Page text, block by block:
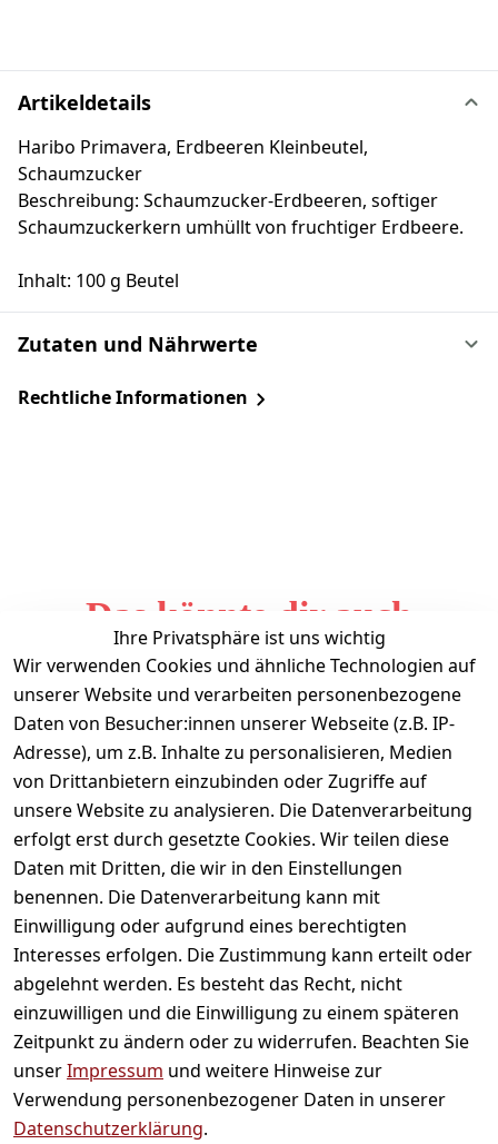
Artikeldetails
Haribo Primavera, Erdbeeren Kleinbeutel,
Schaumzucker
Beschreibung: Schaumzucker-Erdbeeren, softiger
Schaumzuckerkern umhüllt von fruchtiger Erdbeere.
Inhalt: 100 g Beutel
Zutaten und Nährwerte
Rechtliche Informationen
Das könnte dir auch
gefallen
Ihre Privatsphäre ist uns wichtig
Wir verwenden Cookies und ähnliche Technologien auf
unserer Website und verarbeiten personenbezogene
Daten von Besucher:innen unserer Webseite (z.B. IP-
Adresse), um z.B. Inhalte zu personalisieren, Medien
von Drittanbietern einzubinden oder Zugriffe auf
unsere Website zu analysieren. Die Datenverarbeitung
erfolgt erst durch gesetzte Cookies. Wir teilen diese
Daten mit Dritten, die wir in den Einstellungen
benennen. Die Datenverarbeitung kann mit
Einwilligung oder aufgrund eines berechtigten
Interesses erfolgen. Die Zustimmung kann erteilt oder
abgelehnt werden. Es besteht das Recht, nicht
einzuwilligen und die Einwilligung zu einem späteren
Zeitpunkt zu ändern oder zu widerrufen. Beachten Sie
unserImpressum und weitere Hinweise zur
Verwendung personenbezogener Daten in unserer
Datenschutzerklärung.
Informationen
Mein Konto
Vertrag widerrufen
Unternehmen
Zahlarten